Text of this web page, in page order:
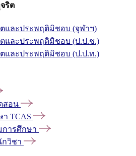
ริต
ตและประพฤติมิชอบ (จุฬาฯ)
ตและประพฤติมิชอบ (ป.ป.ช.)
ตและประพฤติมิชอบ (ป.ป.ท.)
สอน
TCAS
การศึกษา
วิชา